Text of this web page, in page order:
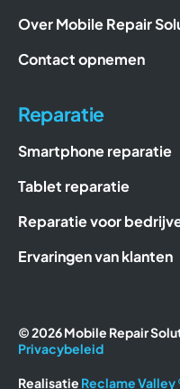
Over Mobile Repair
Contact opnemen
Reparatie
Smartphone reparatie
Tablet reparatie
Reparatie voor
Ervaringen van klanten
© 2026 Mobile Repair
Privacybeleid
Realisatie Reclame Valley